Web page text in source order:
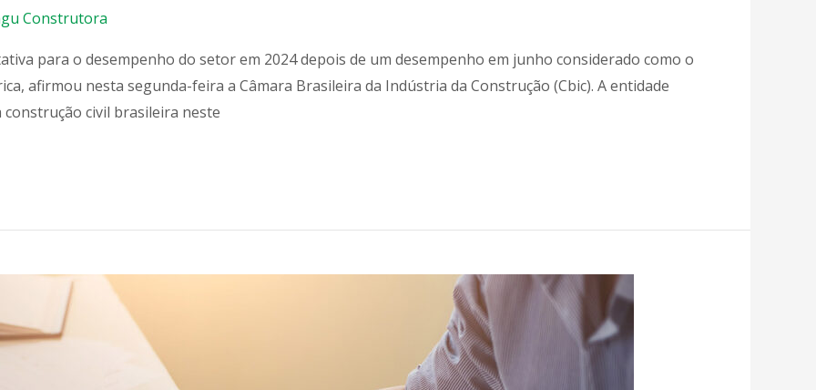
Construtora
para o desempenho do setor em 2024 depois de um desempenho em junho considerado como o
afirmou nesta segunda-feira a Câmara Brasileira da Indústria da Construção (Cbic). A entidade
civil brasileira neste